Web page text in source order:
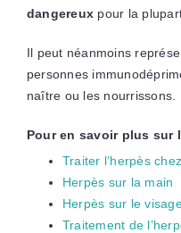
dangereux pour la
Il peut néanmoins
personnes
naître ou les nourrissons.
Pour en savoir plus sur
Traiter l’herpès
Herpès sur la main
Herpès sur le
Traitement de